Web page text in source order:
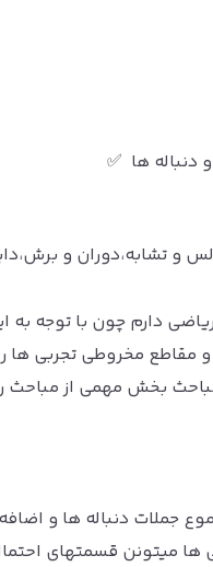
دنباله ها ✅
و تشابه،دوران و
دارم چون با توجه
مخروطی تجربی ها
بخش مهمی از مباحث
مجموع جملات دنباله ها و
میتونن قسمتهای